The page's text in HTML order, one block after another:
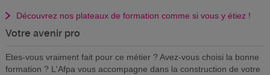
Découvrez nos plateaux de formation comme si vous y étiez !
Votre avenir pro
Etes-vous vraiment fait pour ce métier ? Avez-vous choisi la bonne
formation ? L'Afpa vous accompagne dans la construction de votre